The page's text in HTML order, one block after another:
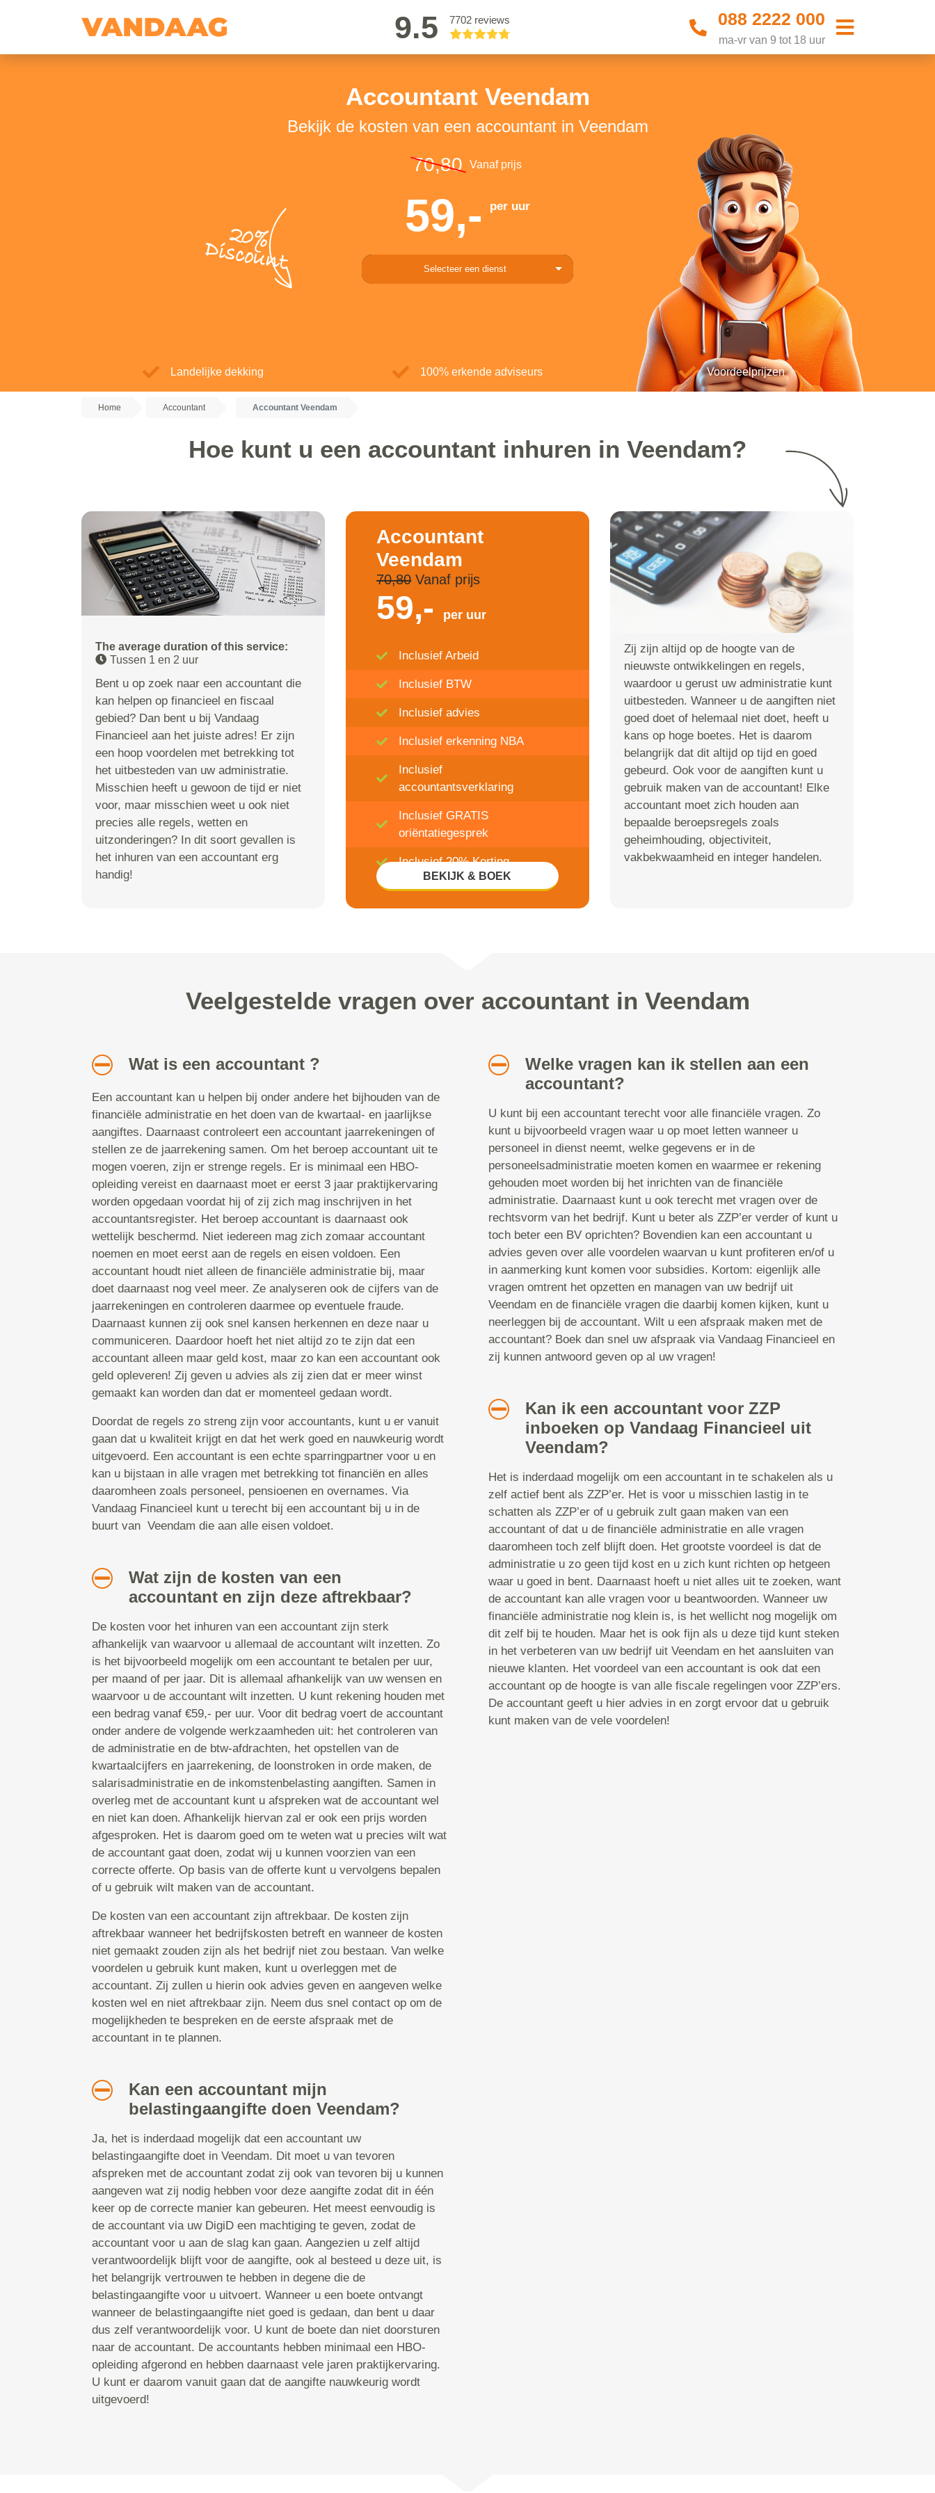
9.5 7702 reviews 088 2222 000
ma-vr van 9 tot 18 uur
Accountant Veendam
Bekijk de kosten van een accountant in Veendam
20%
Discount
70,80 Vanaf prijs
59,- per uur
Selecteer een dienst
Landelijke dekking 100% erkende adviseurs Voordeelprijzen
Home Accountant Accountant Veendam
Hoe kunt u een accountant inhuren in Veendam?
The average duration of this service:
Tussen 1 en 2 uur
Bent u op zoek naar een accountant die
kan helpen op financieel en fiscaal
gebied? Dan bent u bij Vandaag
Financieel aan het juiste adres! Er zijn
een hoop voordelen met betrekking tot
het uitbesteden van uw administratie.
Misschien heeft u gewoon de tijd er niet
voor, maar misschien weet u ook niet
precies alle regels, wetten en
uitzonderingen? In dit soort gevallen is
het inhuren van een accountant erg
handig!
Accountant
Veendam
70,80Vanaf prijs
59,- per uur
Inclusief Arbeid
Inclusief BTW
Inclusief advies
Inclusief erkenning NBA
Inclusief
accountantsverklaring
Inclusief GRATIS
oriëntatiegesprek
Inclusief 20% Korting
BEKIJK & BOEK
Zij zijn altijd op de hoogte van de
nieuwste ontwikkelingen en regels,
waardoor u gerust uw administratie kunt
uitbesteden. Wanneer u de aangiften niet
goed doet of helemaal niet doet, heeft u
kans op hoge boetes. Het is daarom
belangrijk dat dit altijd op tijd en goed
gebeurd. Ook voor de aangiften kunt u
gebruik maken van de accountant! Elke
accountant moet zich houden aan
bepaalde beroepsregels zoals
geheimhouding, objectiviteit,
vakbekwaamheid en integer handelen.
Veelgestelde vragen over accountant in Veendam
Wat is een accountant ?
Een accountant kan u helpen bij onder andere het bijhouden van de
financiële administratie en het doen van de kwartaal- en jaarlijkse
aangiftes. Daarnaast controleert een accountant jaarrekeningen of
stellen ze de jaarrekening samen. Om het beroep accountant uit te
mogen voeren, zijn er strenge regels. Er is minimaal een HBO-
opleiding vereist en daarnaast moet er eerst 3 jaar praktijkervaring
worden opgedaan voordat hij of zij zich mag inschrijven in het
accountantsregister. Het beroep accountant is daarnaast ook
wettelijk beschermd. Niet iedereen mag zich zomaar accountant
noemen en moet eerst aan de regels en eisen voldoen. Een
accountant houdt niet alleen de financiële administratie bij, maar
doet daarnaast nog veel meer. Ze analyseren ook de cijfers van de
jaarrekeningen en controleren daarmee op eventuele fraude.
Daarnaast kunnen zij ook snel kansen herkennen en deze naar u
communiceren. Daardoor hoeft het niet altijd zo te zijn dat een
accountant alleen maar geld kost, maar zo kan een accountant ook
geld opleveren! Zij geven u advies als zij zien dat er meer winst
gemaakt kan worden dan dat er momenteel gedaan wordt.
Doordat de regels zo streng zijn voor accountants, kunt u er vanuit
gaan dat u kwaliteit krijgt en dat het werk goed en nauwkeurig wordt
uitgevoerd. Een accountant is een echte sparringpartner voor u en
kan u bijstaan in alle vragen met betrekking tot financiën en alles
daaromheen zoals personeel, pensioenen en overnames. Via
Vandaag Financieel kunt u terecht bij een accountant bij u in de
buurt van Veendam die aan alle eisen voldoet.
Wat zijn de kosten van een
accountant en zijn deze aftrekbaar?
De kosten voor het inhuren van een accountant zijn sterk
afhankelijk van waarvoor u allemaal de accountant wilt inzetten. Zo
is het bijvoorbeeld mogelijk om een accountant te betalen per uur,
per maand of per jaar. Dit is allemaal afhankelijk van uw wensen en
waarvoor u de accountant wilt inzetten. U kunt rekening houden met
een bedrag vanaf €59,- per uur. Voor dit bedrag voert de accountant
onder andere de volgende werkzaamheden uit: het controleren van
de administratie en de btw-afdrachten, het opstellen van de
kwartaalcijfers en jaarrekening, de loonstroken in orde maken, de
salarisadministratie en de inkomstenbelasting aangiften. Samen in
overleg met de accountant kunt u afspreken wat de accountant wel
en niet kan doen. Afhankelijk hiervan zal er ook een prijs worden
afgesproken. Het is daarom goed om te weten wat u precies wilt wat
de accountant gaat doen, zodat wij u kunnen voorzien van een
correcte offerte. Op basis van de offerte kunt u vervolgens bepalen
of u gebruik wilt maken van de accountant.
De kosten van een accountant zijn aftrekbaar. De kosten zijn
aftrekbaar wanneer het bedrijfskosten betreft en wanneer de kosten
niet gemaakt zouden zijn als het bedrijf niet zou bestaan. Van welke
voordelen u gebruik kunt maken, kunt u overleggen met de
accountant. Zij zullen u hierin ook advies geven en aangeven welke
kosten wel en niet aftrekbaar zijn. Neem dus snel contact op om de
mogelijkheden te bespreken en de eerste afspraak met de
accountant in te plannen.
Kan een accountant mijn
belastingaangifte doen Veendam?
Ja, het is inderdaad mogelijk dat een accountant uw
belastingaangifte doet in Veendam. Dit moet u van tevoren
afspreken met de accountant zodat zij ook van tevoren bij u kunnen
aangeven wat zij nodig hebben voor deze aangifte zodat dit in één
keer op de correcte manier kan gebeuren. Het meest eenvoudig is
de accountant via uw DigiD een machtiging te geven, zodat de
accountant voor u aan de slag kan gaan. Aangezien u zelf altijd
verantwoordelijk blijft voor de aangifte, ook al besteed u deze uit, is
het belangrijk vertrouwen te hebben in degene die de
belastingaangifte voor u uitvoert. Wanneer u een boete ontvangt
wanneer de belastingaangifte niet goed is gedaan, dan bent u daar
dus zelf verantwoordelijk voor. U kunt de boete dan niet doorsturen
naar de accountant. De accountants hebben minimaal een HBO-
opleiding afgerond en hebben daarnaast vele jaren praktijkervaring.
U kunt er daarom vanuit gaan dat de aangifte nauwkeurig wordt
uitgevoerd!
Welke vragen kan ik stellen aan een
accountant?
U kunt bij een accountant terecht voor alle financiële vragen. Zo
kunt u bijvoorbeeld vragen waar u op moet letten wanneer u
personeel in dienst neemt, welke gegevens er in de
personeelsadministratie moeten komen en waarmee er rekening
gehouden moet worden bij het inrichten van de financiële
administratie. Daarnaast kunt u ook terecht met vragen over de
rechtsvorm van het bedrijf. Kunt u beter als ZZP’er verder of kunt u
toch beter een BV oprichten? Bovendien kan een accountant u
advies geven over alle voordelen waarvan u kunt profiteren en/of u
in aanmerking kunt komen voor subsidies. Kortom: eigenlijk alle
vragen omtrent het opzetten en managen van uw bedrijf uit
Veendam en de financiële vragen die daarbij komen kijken, kunt u
neerleggen bij de accountant. Wilt u een afspraak maken met de
accountant? Boek dan snel uw afspraak via Vandaag Financieel en
zij kunnen antwoord geven op al uw vragen!
Kan ik een accountant voor ZZP
inboeken op Vandaag Financieel uit
Veendam?
Het is inderdaad mogelijk om een accountant in te schakelen als u
zelf actief bent als ZZP’er. Het is voor u misschien lastig in te
schatten als ZZP’er of u gebruik zult gaan maken van een
accountant of dat u de financiële administratie en alle vragen
daaromheen toch zelf blijft doen. Het grootste voordeel is dat de
administratie u zo geen tijd kost en u zich kunt richten op hetgeen
waar u goed in bent. Daarnaast hoeft u niet alles uit te zoeken, want
de accountant kan alle vragen voor u beantwoorden. Wanneer uw
financiële administratie nog klein is, is het wellicht nog mogelijk om
dit zelf bij te houden. Maar het is ook fijn als u deze tijd kunt steken
in het verbeteren van uw bedrijf uit Veendam en het aansluiten van
nieuwe klanten. Het voordeel van een accountant is ook dat een
accountant op de hoogte is van alle fiscale regelingen voor ZZP’ers.
De accountant geeft u hier advies in en zorgt ervoor dat u gebruik
kunt maken van de vele voordelen!